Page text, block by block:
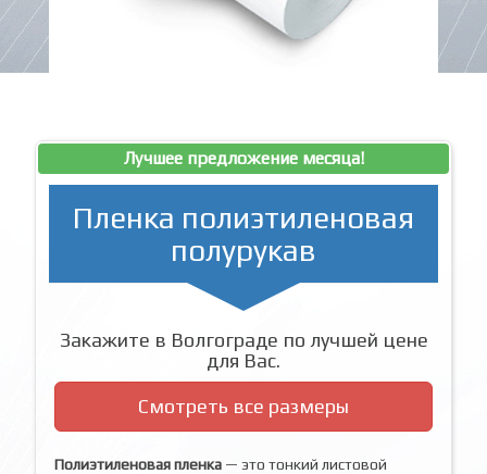
Лучшее предложение месяца!
Пленка полиэтиленовая
полурукав
Закажите в Волгограде по лучшей цене
для Вас.
Смотреть все размеры
Полиэтиленовая пленка — это тонкий листовой